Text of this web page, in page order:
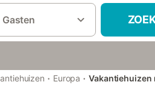
Gasten
· Europa · Vakantiehuizen